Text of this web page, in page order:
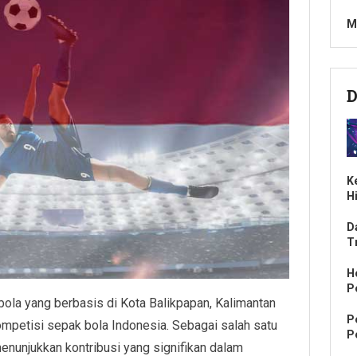
yang berbasis di Kota Balikpapan, Kalimantan
sepak bola Indonesia. Sebagai salah satu
kontribusi yang signifikan dalam